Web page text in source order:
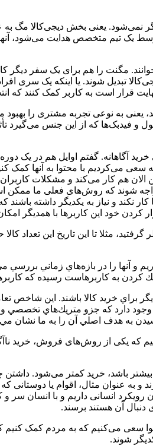
نمی‌شود. یعنی بخش دیجی‌کالا مگ
یک تیم متخصص هدایت می‌شود،
مگنت را هم برای یک سفر
تبدیل شوند. یا اینکه یک سری
قرار است به کاربر کمک کنند
به نوعی تجربه مشتری را بهبود
که از این جنس می‌گیرد
آگاهانه. گفتم اوایل هم در یک
با محتوا به آنها کمک کنیم
تا حد زیادی همین الان هم کار می‌کند
مواجه شوند که روش‌های فعلی ما
و نیاز به یکدیگر داشته باشند که
کردن خود این کاربرها با همدیگر
تا این تاریخ این تعداد کالا
و آنها را در بازه‌هاي زماني
كاربرهاست رسيده كه كاربرها در
براي خريد كالا باشند. اين شاخص
دارد كه جزو متريك‌هاي تخصصي و
به هدف اصلي آن را به ما نشان
که یکی از روش‌های فروش، خرید
باشد، خرید کمتر می‌شود. داشتن
عنوان مثال، اقوام یا دوستانی که
انسانی داریم و با انسان سر و
دنبال آن هستند برسند.
سعی می‌کنیم که به مردم کمک کنیم
شوند.